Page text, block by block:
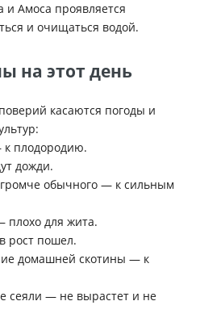
Амоса проявляется
и очищаться водой.
на этот день
касаются погоды и
плодородию.
дожди.
громче обычного — к сильным
плохо для жита.
рост пошел.
домашней скотины — к
сеяли — не вырастет и не